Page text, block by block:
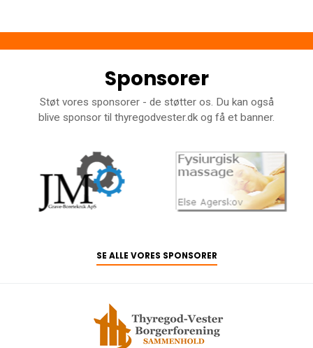
Sponsorer
Støt vores sponsorer - de støtter os. Du kan også
blive sponsor til thyregodvester.dk og få et banner.
SE ALLE VORES SPONSORER